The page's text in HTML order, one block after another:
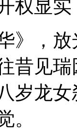
显实
，放
昔见
岁龙
。